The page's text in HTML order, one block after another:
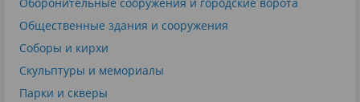
Общественные здания и сооружения
Соборы и кирхи
Скульптуры и мемориалы
Парки и скверы